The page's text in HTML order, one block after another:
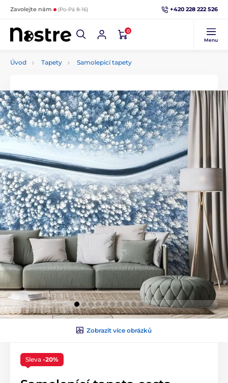
Zavolejte nám (Po-Pá 8-16) +420 228 222 526
0
Menu
Úvod Tapety Samolepicí tapety
Zobrazit více obrázků
Sleva -20%